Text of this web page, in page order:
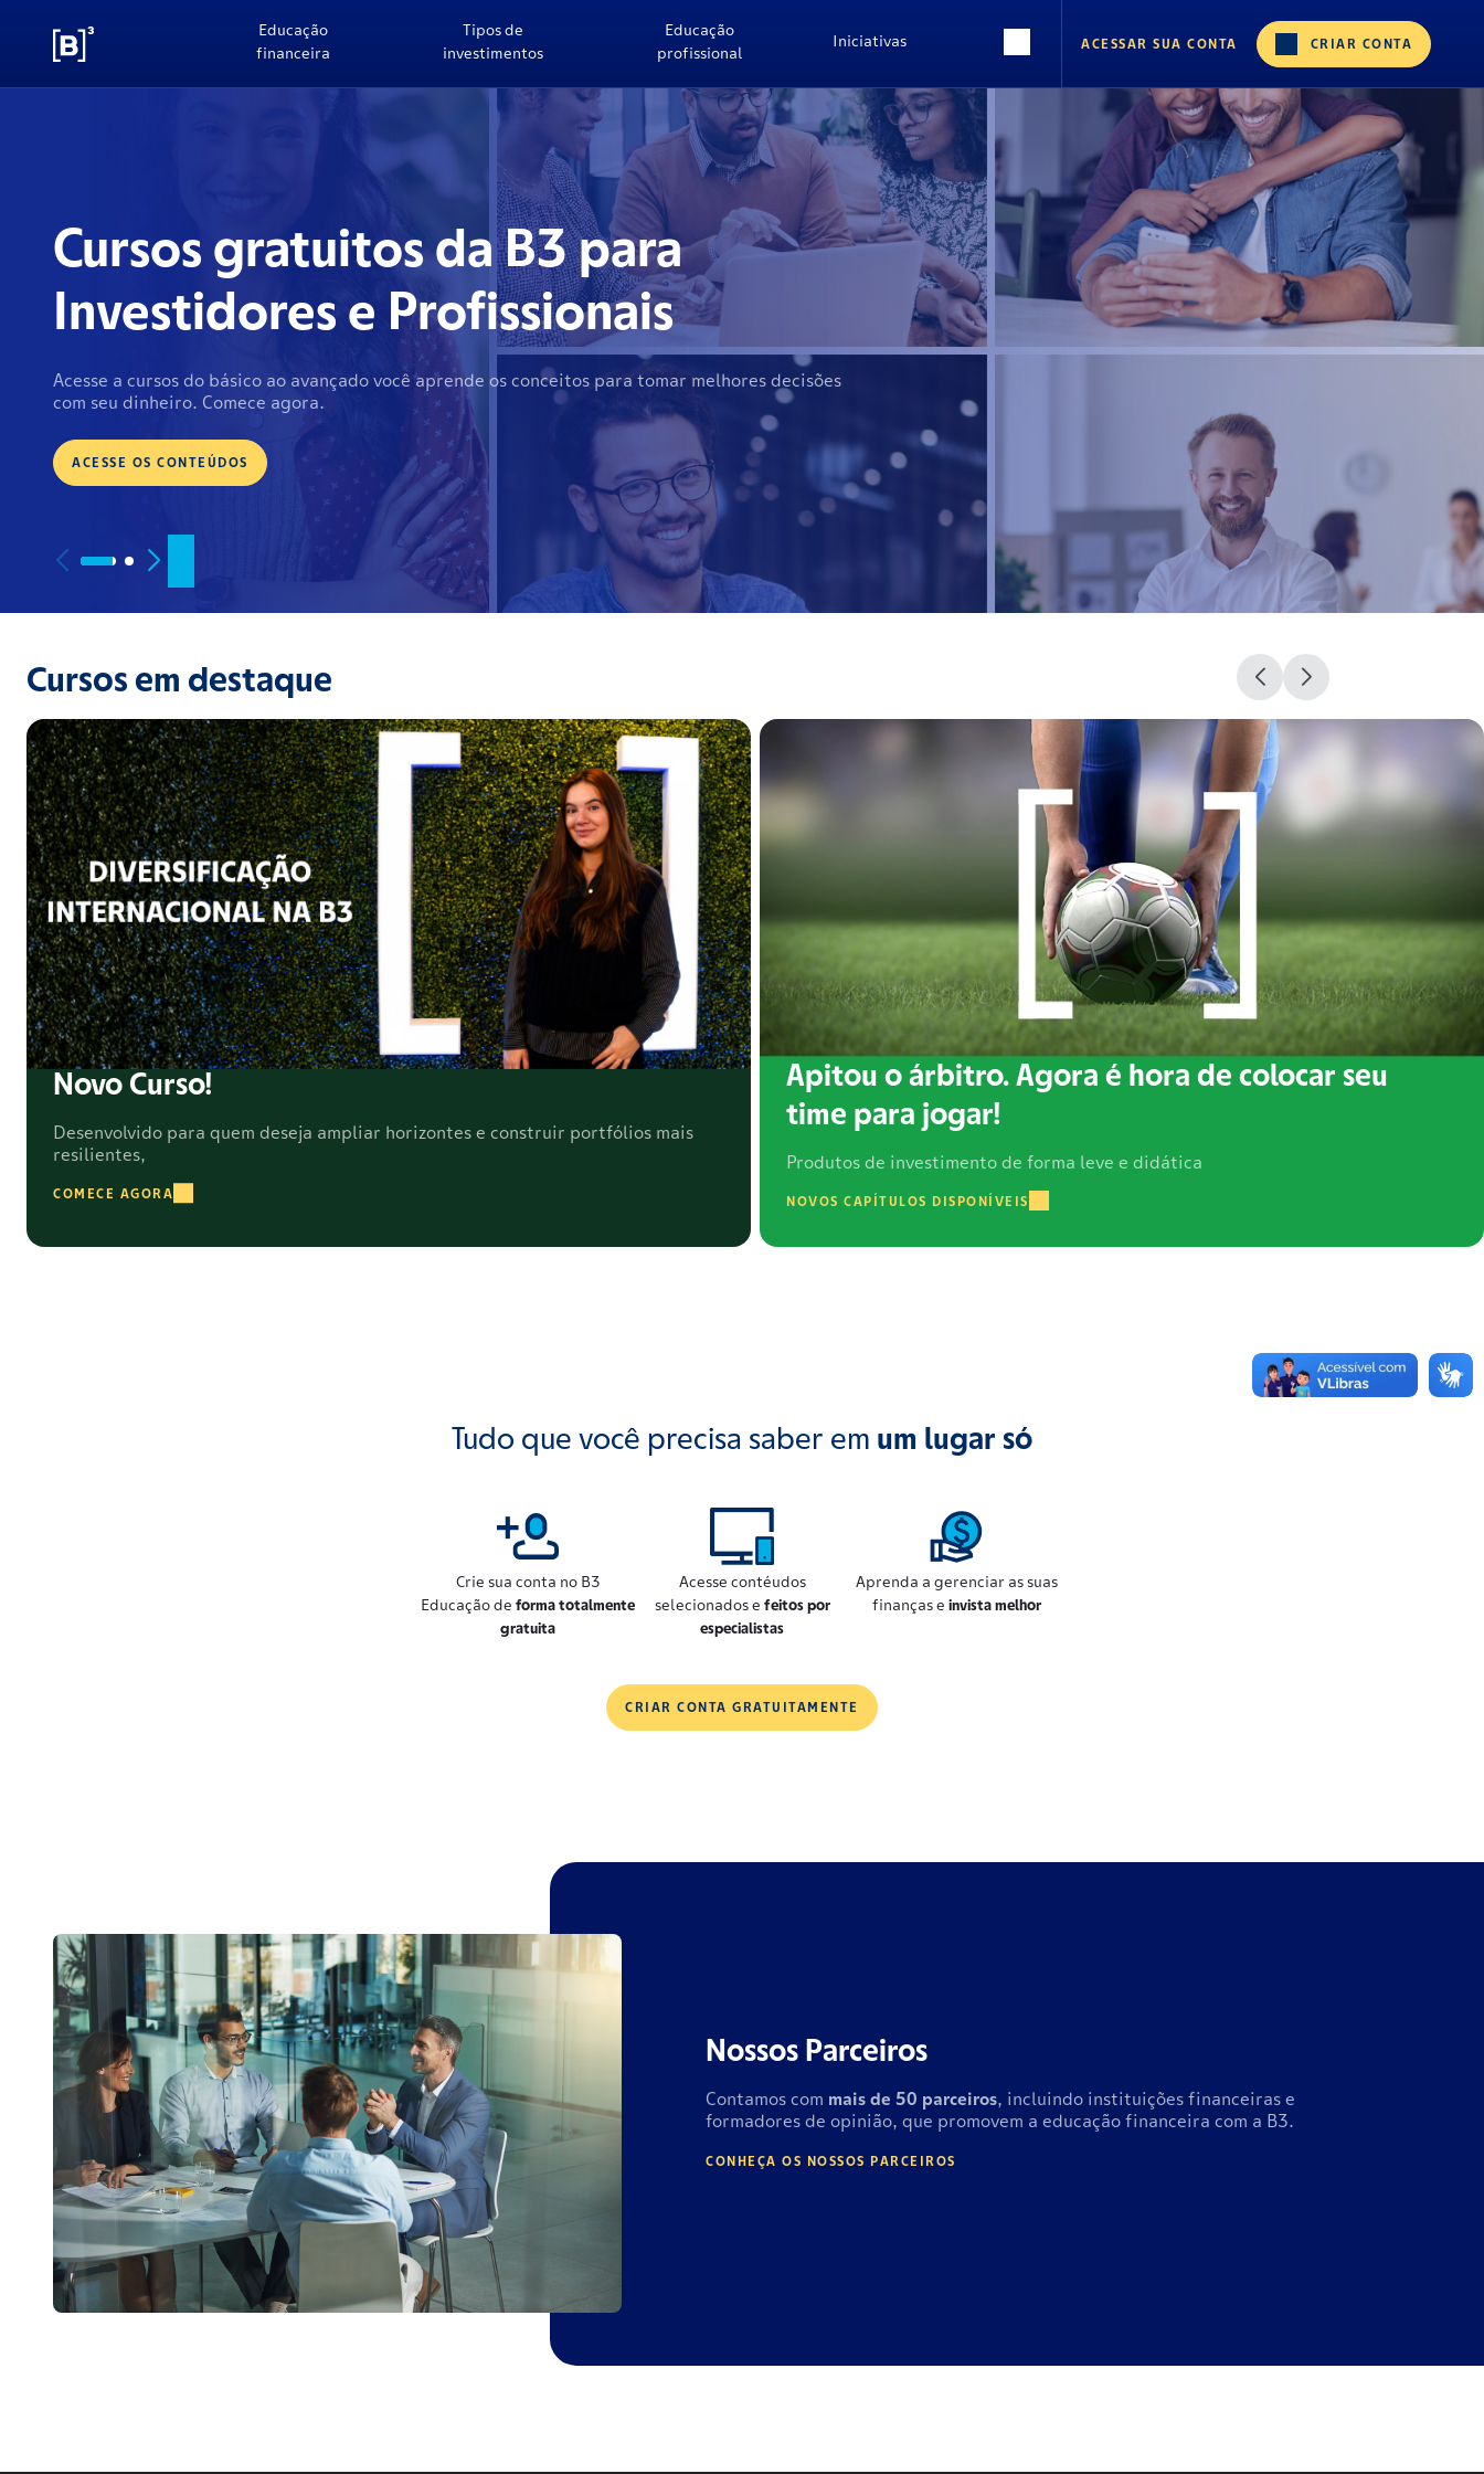
Educação
financeira
Tipos de
investimentos
Educação
profissional
Iniciativas ACESSAR SUA CONTA CRIAR CONTA
CONHEÇA O B3 FÁCIL: SUA
EMPRESA NA BOLSA
Um bate-papo com Marina Naime e Raphael Giovanini
Cursos em destaque
Novo Curso!
Desenvolvido para quem deseja ampliar horizontes e construir portfólios mais
resilientes,
COMECE AGORA
Apitou o árbitro. Agora é hora de colocar seu
time para jogar!
Produtos de investimento de forma leve e didática
NOVOS CAPÍTULOS DISPONÍVEIS
Tudo que você precisa saber em um lugar só
Crie sua conta no B3
Educação de forma totalmente
gratuita
Acesse contéudos
selecionados e feitos por
especialistas
Aprenda a gerenciar as suas
finanças e invista melhor
CRIAR CONTA GRATUITAMENTE
Nossos Parceiros
Contamos com mais de 50 parceiros, incluindo instituições financeiras e
formadores de opinião, que promovem a educação financeira com a B3.
CONHEÇA OS NOSSOS PARCEIROS